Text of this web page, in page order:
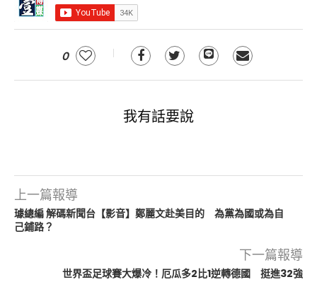
0
我有話要說
上一篇報導
璩總編 解碼新聞台【影音】鄭麗文赴美目的 為黨為國或為自
己鋪路？
下一篇報導
世界盃足球賽大爆冷！厄瓜多2比1逆轉德國 挺進32強